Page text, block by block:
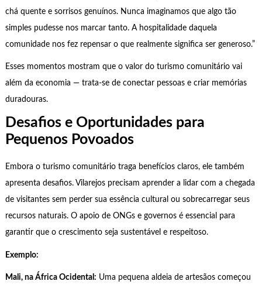
chá quente e sorrisos genuínos. Nunca imaginamos que algo tão
simples pudesse nos marcar tanto. A hospitalidade daquela
comunidade nos fez repensar o que realmente significa ser generoso.”
Esses momentos mostram que o valor do turismo comunitário vai
além da economia — trata-se de conectar pessoas e criar memórias
duradouras.
Desafios e Oportunidades para
Pequenos Povoados
Embora o turismo comunitário traga benefícios claros, ele também
apresenta desafios. Vilarejos precisam aprender a lidar com a chegada
de visitantes sem perder sua essência cultural ou sobrecarregar seus
recursos naturais. O apoio de ONGs e governos é essencial para
garantir que o crescimento seja sustentável e respeitoso.
Exemplo:
Mali, na África Ocidental: Uma pequena aldeia de artesãos começou